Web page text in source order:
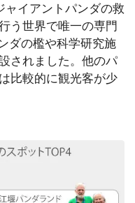
イアントパンダの救
う世界で唯一の専門
ダの檻や科学研究施
されました。他のパ
比較的に観光客が少